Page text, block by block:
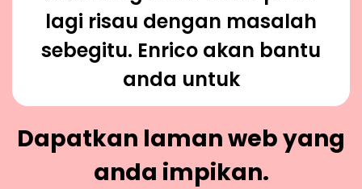
lagi risau dengan masalah
sebegitu. Enrico akan bantu
anda untuk
Dapatkan laman web yang
anda impikan.